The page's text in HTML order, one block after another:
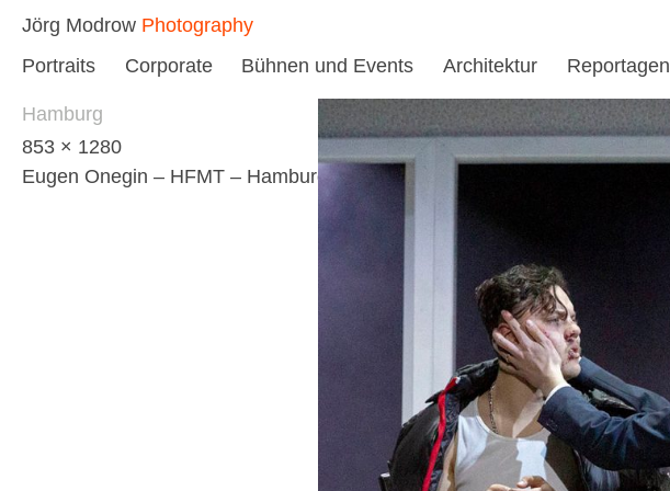
Jörg Modrow Photography
Portraits Corporate Bühnen und Events Architektur Reportagen
Hamburg
853 × 1280
Eugen Onegin – HFMT – Hamburg